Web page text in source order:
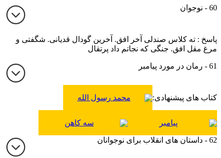
60 - نوجوان
پاسخ : ته کلاس صندلی آخر افق. آخرین گودال قدیانی. شگفتی و
مرغ مقل افق. جنگی که نجاتم داد پرتقال
61 - رمان در مورد پیامبر
کتاب های پیشنهادی: محمد رسول الله
پیامبر سه کاهن
62 - داستان های انقلاب برای نوجوانان